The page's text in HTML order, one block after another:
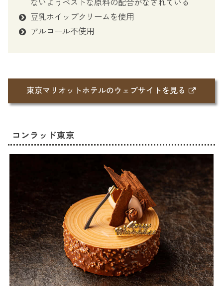
ないようベストな原料の配合がなされている
豆乳ホイップクリームを使用
アルコール不使用
東京マリオットホテルのウェブサイトを見る
コンラッド東京